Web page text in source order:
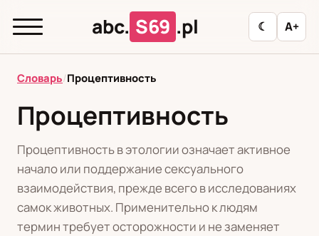
abc. S69 .pl ☾ A+
abc.
Л
М Н О П Р С Т
Ф
Ц Ш Э
Словарь/Процептивность
Процептивность
Процептивность в этологии означает активное
начало или поддержание сексуального
взаимодействия, прежде всего в исследованиях
самок животных. Применительно к людям
термин требует осторожности и не заменяет